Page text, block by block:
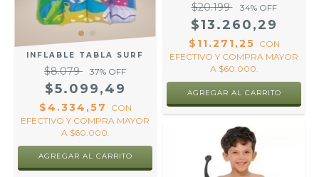
INFLABLE TABLA SURF
$8.079 37% OFF
$5.099,49
$4.334,57
CON
EFECTIVO Y COMPRA MAYOR
A $60.000.
AGREGAR AL CARRITO
$20.199 34% OFF
$13.260,29
$11.271,25 CON
EFECTIVO Y COMPRA MAYOR
A $60.000.